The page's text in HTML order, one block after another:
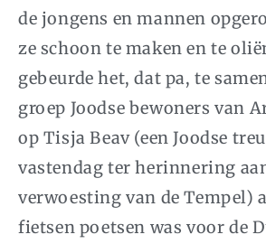
de jongens en mannen
ze schoon te maken en te
gebeurde het, dat pa, te
groep Joodse bewoners van
op Tisja Beav (een Joodse
vastendag ter herinnering
verwoesting van de Tempel)
fietsen poetsen was voor de